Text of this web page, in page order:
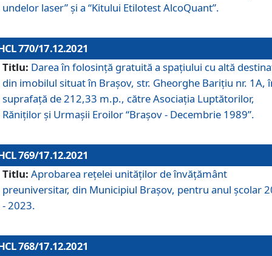
undelor laser” și a “Kitului Etilotest AlcoQuant”.
770/17.12.2021
Titlu: Darea în folosinţă gratuită a spaţiului cu altă
din imobilul situat în Braşov, str. Gheorghe Bariţiu nr. 1A,
suprafaţă de 212,33 m.p., către Asociaţia Luptătorilor,
Răniţilor şi Urmaşii Eroilor “Braşov - Decembrie 1989”.
769/17.12.2021
Titlu: Aprobarea reţelei unităţilor de învăţământ
preuniversitar, din Municipiul Braşov, pentru anul şcolar
- 2023.
768/17.12.2021